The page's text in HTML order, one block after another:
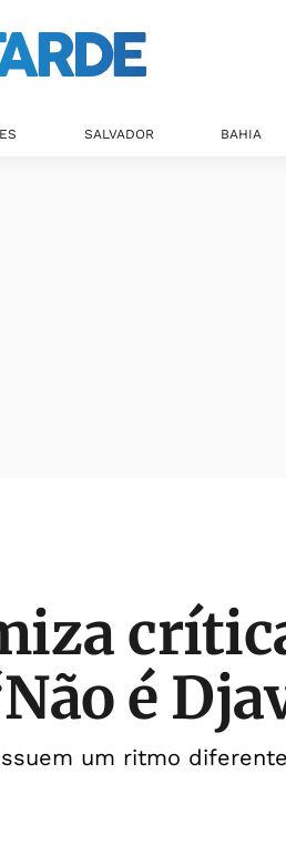
SALVADOR BAHIA
é
um ritmo diferente